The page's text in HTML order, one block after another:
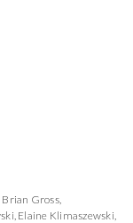
Brian Gross,
, Elaine Klimaszewski,